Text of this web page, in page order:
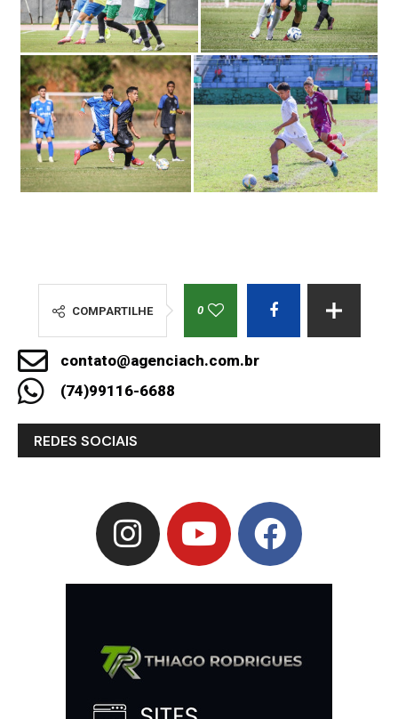
COMPARTILHE 0
contato@agenciach.com.br
(74)99116-6688
REDES SOCIAIS